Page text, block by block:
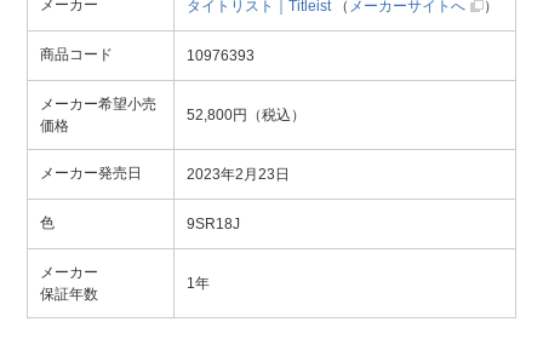
メーカー タイトリスト｜Titleist（ メーカーサイトへ ）
商品コード 10976393
メーカー希望小売
価格
52,800円（税込）
メーカー発売日 2023年2月23日
色 9SR18J
メーカー
保証年数
1年